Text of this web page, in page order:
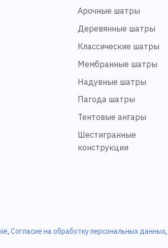
Арочные шатры
Деревянные шатры
Классические шатры
Мембранные шатры
Надувные шатры
Пагода шатры
Тентовые ангары
Шестигранные
конструкции
, Согласие на обработку персональных данных,